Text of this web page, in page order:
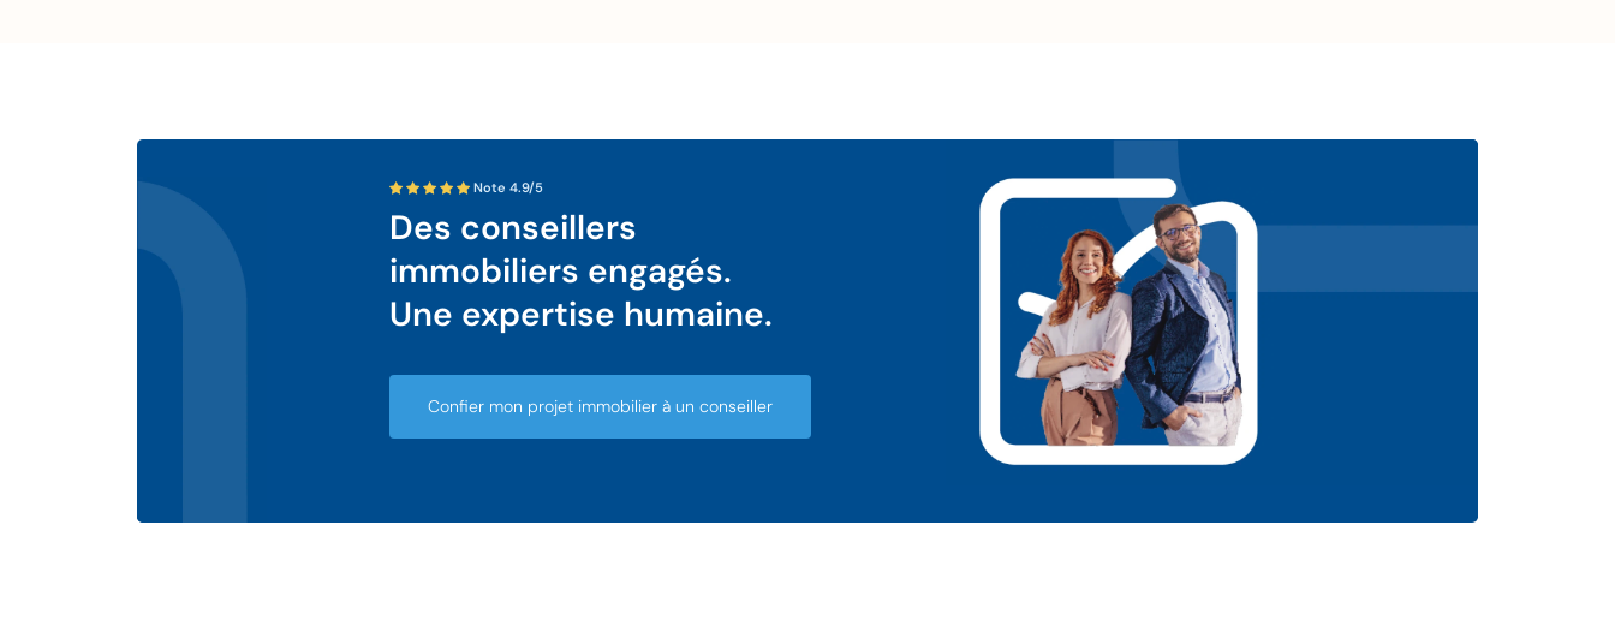
Note 4.9/5
Des conseillers
immobiliers engagés.
Une expertise humaine.
Confier mon projet immobilier à un conseiller